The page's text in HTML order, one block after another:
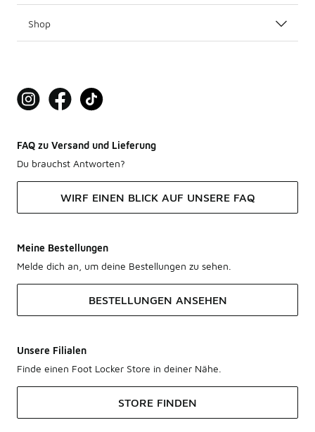
Shop
FAQ zu Versand und Lieferung
Du brauchst Antworten?
WIRF EINEN BLICK AUF UNSERE FAQ
Meine Bestellungen
Melde dich an, um deine Bestellungen zu sehen.
BESTELLUNGEN ANSEHEN
Unsere Filialen
Finde einen Foot Locker Store in deiner Nähe.
STORE FINDEN